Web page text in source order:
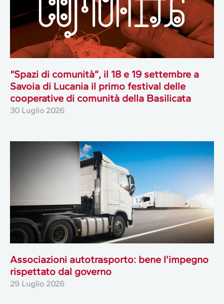
“Spazi di comunità”, il 18 e 19 settembre a
Savoia di Lucania il primo festival delle
cooperative di comunità della Basilicata
30 Luglio 2026
Associazioni autotrasporto: bene l’impegno
rispettato dal governo
29 Luglio 2026